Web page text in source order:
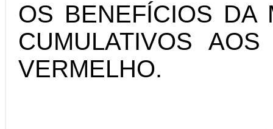
OS BENEFÍCIOS DA
CUMULATIVOS
VERMELHO.